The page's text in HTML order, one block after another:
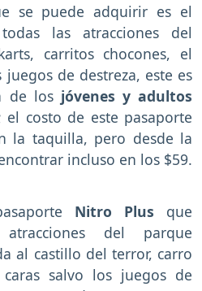
se puede adquirir es el
las atracciones del
carritos chocones, el
de destreza, este es
de los jóvenes y adultos
costo de este pasaporte
la taquilla, pero desde la
incluso en los $59.
Nitro Plus que
del parque
al castillo del terror, carro
salvo los juegos de